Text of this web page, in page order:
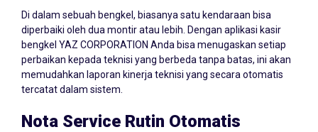
Di dalam sebuah bengkel, biasanya satu kendaraan bisa
diperbaiki oleh dua montir atau lebih. Dengan aplikasi kasir
bengkel YAZ CORPORATION Anda bisa menugaskan setiap
perbaikan kepada teknisi yang berbeda tanpa batas, ini akan
memudahkan laporan kinerja teknisi yang secara otomatis
tercatat dalam sistem.
Nota Service Rutin Otomatis